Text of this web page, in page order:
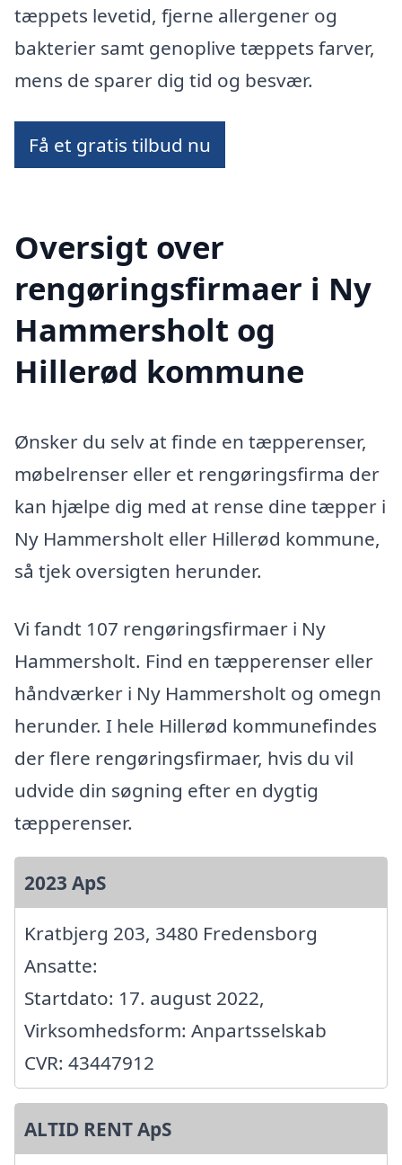
tæppets levetid, fjerne allergener og
bakterier samt genoplive tæppets farver,
mens de sparer dig tid og besvær.
Få et gratis tilbud nu
Oversigt over
rengøringsfirmaer i Ny
Hammersholt og
Hillerød kommune
Ønsker du selv at finde en tæpperenser,
møbelrenser eller et rengøringsfirma der
kan hjælpe dig med at rense dine tæpper i
Ny Hammersholt eller Hillerød kommune,
så tjek oversigten herunder.
Vi fandt 107 rengøringsfirmaer i Ny
Hammersholt. Find en tæpperenser eller
håndværker i Ny Hammersholt og omegn
herunder. I hele Hillerød kommunefindes
der flere rengøringsfirmaer, hvis du vil
udvide din søgning efter en dygtig
tæpperenser.
2023 ApS
Kratbjerg 203, 3480 Fredensborg
Ansatte:
Startdato: 17. august 2022,
Virksomhedsform: Anpartsselskab
CVR: 43447912
ALTID RENT ApS